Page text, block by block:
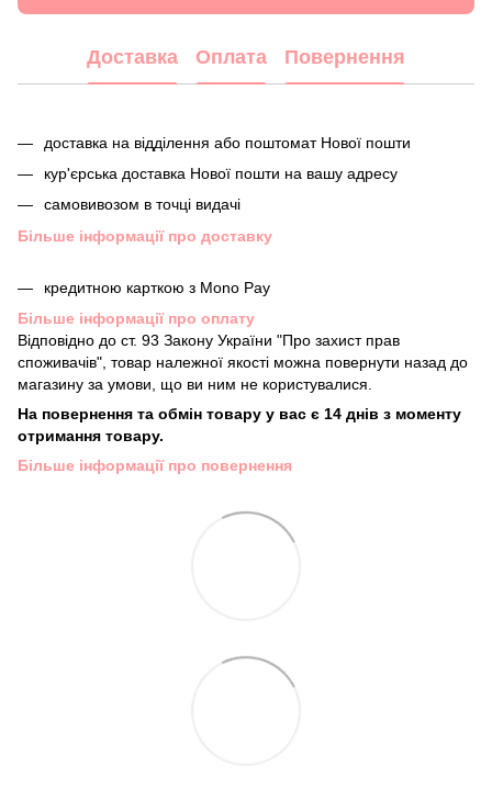
Доставка Оплата Повернення
доставка на відділення або поштомат Нової пошти
кур'єрська доставка Нової пошти на вашу адресу
самовивозом в точці видачі
Більше інформації про доставку
кредитною карткою з Mono Pay
Більше інформації про оплату
Відповідно до ст. 93 Закону України "Про захист прав
споживачів", товар належної якості можна повернути назад до
магазину за умови, що ви ним не користувалися.
На повернення та обмін товару у вас є 14 днів з моменту
отримання товару.
Більше інформації про повернення